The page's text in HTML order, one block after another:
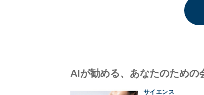
AIが勧める、あなたのための
サイエンス